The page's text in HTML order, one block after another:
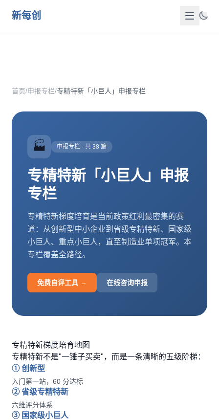
新每创
新闻洞察
政策资源
FAQ
联系我们
拨打 18020275753
免费自评
首页/申报专栏/专精特新「小巨人」申报专栏
🏭 申报专栏 · 共 38 篇
专精特新「小巨人」申报
专栏
专精特新梯度培育是当前政策红利最密集的赛
道：从创新型中小企业到省级专精特新、国家级
小巨人、重点小巨人，直至制造业单项冠军。本
专栏覆盖全路径。
免费自评工具 → 在线咨询申报
专精特新梯度培育地图
专精特新不是"一锤子买卖"，而是一条清晰的五级阶梯：
① 创新型
入门第一站，60 分达标
② 省级专精特新
六维评分体系
③ 国家级小巨人